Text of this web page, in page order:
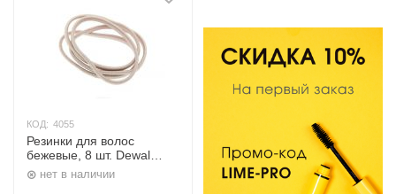
КОД: 4055
Резинки для волос
бежевые, 8 шт. Dewal
Beauty
нет в наличии